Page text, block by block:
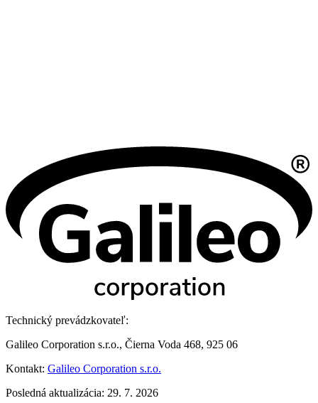
Technický prevádzkovateľ:
Galileo Corporation s.r.o., Čierna Voda 468, 925 06
Kontakt: Galileo Corporation s.r.o.
Posledná aktualizácia: 29. 7. 2026